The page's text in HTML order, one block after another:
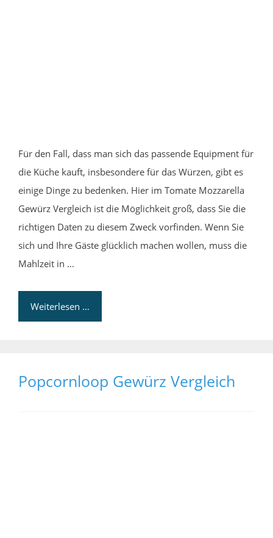
Für den Fall, dass man sich das passende Equipment für
die Küche kauft, insbesondere für das Würzen, gibt es
einige Dinge zu bedenken. Hier im Tomate Mozzarella
Gewürz Vergleich ist die Möglichkeit groß, dass Sie die
richtigen Daten zu diesem Zweck vorfinden. Wenn Sie
sich und Ihre Gäste glücklich machen wollen, muss die
Mahlzeit in …
Weiterlesen …
Popcornloop Gewürz Vergleich